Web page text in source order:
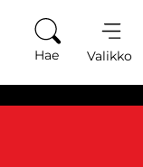
Hae Valikko